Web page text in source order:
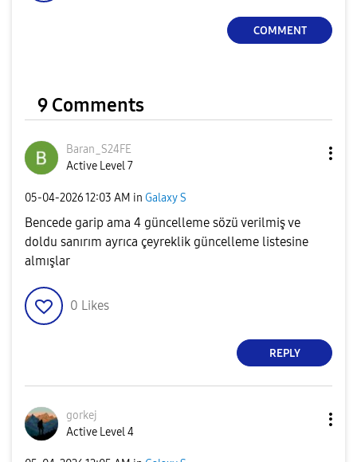
COMMENT
9 Comments
Baran_S24FE
Active Level 7
‎05-04-202612:03 AM in Galaxy S
Bencede garip ama 4 güncelleme sözü verilmiş ve
doldu sanırım ayrıca çeyreklik güncelleme listesine
almışlar
0 Likes
REPLY
gorkej
Active Level 4